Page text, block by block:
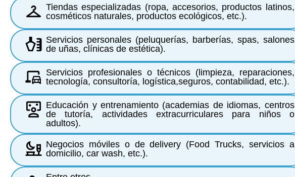
Tiendas especializadas (ropa, accesorios, productos latinos,
cosméticos naturales, productos ecológicos, etc.).
Servicios personales (peluquerías, barberías, spas, salones
de uñas, clínicas de estética).
Servicios profesionales o técnicos (limpieza, reparaciones,
tecnología, consultoría, logística,seguros, contabilidad, etc.).
Educación y entrenamiento (academias de idiomas, centros
de tutoría, actividades extracurriculares para niños o
adultos).
Negocios móviles o de delivery (Food Trucks, servicios a
domicilio, car wash, etc.).